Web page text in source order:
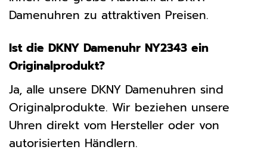
Damenuhren zu attraktiven Preisen.
Ist die DKNY Damenuhr NY2343 ein
Originalprodukt?
Ja, alle unsere DKNY Damenuhren sind
Originalprodukte. Wir beziehen unsere
Uhren direkt vom Hersteller oder von
autorisierten Händlern.